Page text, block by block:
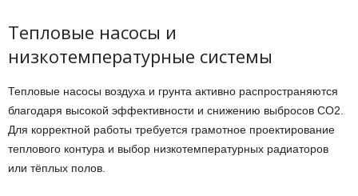
Тепловые насосы и
низкотемпературные системы
Тепловые насосы воздуха и грунта активно распространяются
благодаря высокой эффективности и снижению выбросов СО2.
Для корректной работы требуется грамотное проектирование
теплового контура и выбор низкотемпературных радиаторов
или тёплых полов.